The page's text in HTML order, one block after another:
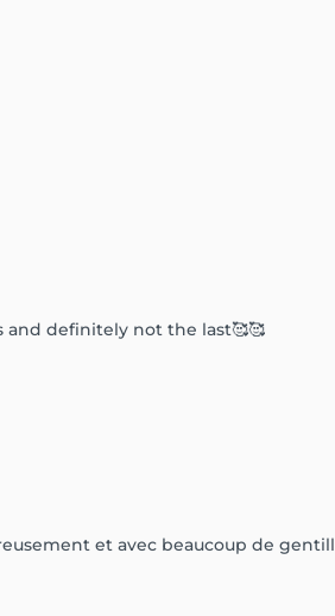
definitely not the last🥰🥰
et avec beaucoup de